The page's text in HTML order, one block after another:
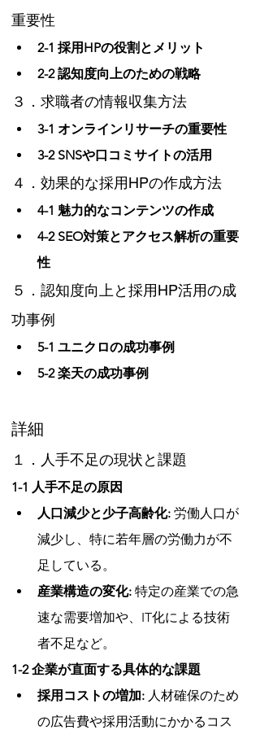
重要性
2-1 採用HPの役割とメリット
2-2 認知度向上のための戦略
３．求職者の情報収集方法
3-1 オンラインリサーチの重要性
3-2 SNSや口コミサイトの活用
４．効果的な採用HPの作成方法
4-1 魅力的なコンテンツの作成
4-2 SEO対策とアクセス解析の重要
性
５．認知度向上と採用HP活用の成
功事例
5-1 ユニクロの成功事例
5-2 楽天の成功事例
詳細
１．人手不足の現状と課題
1-1 人手不足の原因
人口減少と少子高齢化: 労働人口が
減少し、特に若年層の労働力が不
足している。
産業構造の変化: 特定の産業での急
速な需要増加や、IT化による技術
者不足など。
1-2 企業が直面する具体的な課題
採用コストの増加: 人材確保のため
の広告費や採用活動にかかるコス